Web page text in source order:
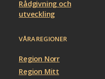
Rådgivning och
utveckling
VÅRA REGIONER
Region Norr
Region Mitt